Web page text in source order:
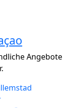
Angebote